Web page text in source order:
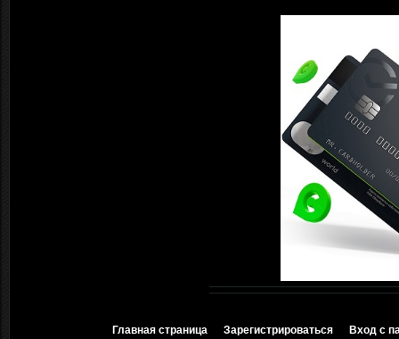
Главная страница Зарегистрироваться Вход с